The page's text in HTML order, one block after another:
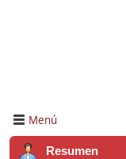
Menú
Resumen